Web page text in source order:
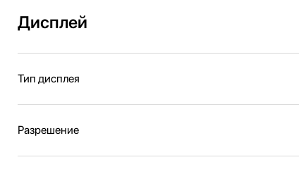
Дисплей
Тип дисплея
Разрешение